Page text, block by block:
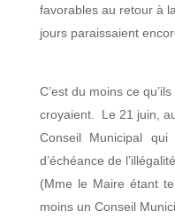
favorables au retour à
jours paraissaient
C’est du moins ce qu’ils
croyaient. Le 21 juin,
Conseil Municipal
d’échéance de l’illégalité
(Mme le Maire étant
moins un Conseil